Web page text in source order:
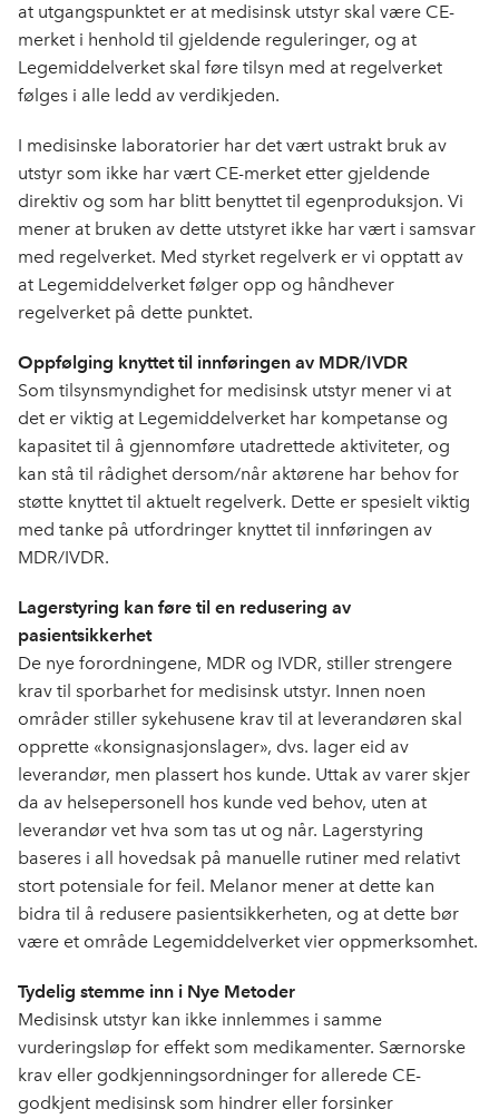
at utgangspunktet er at medisinsk utstyr skal være CE-
merket i henhold til gjeldende reguleringer, og at
Legemiddelverket skal føre tilsyn med at regelverket
følges i alle ledd av verdikjeden.
I medisinske laboratorier har det vært ustrakt bruk av
utstyr som ikke har vært CE-merket etter gjeldende
direktiv og som har blitt benyttet til egenproduksjon. Vi
mener at bruken av dette utstyret ikke har vært i samsvar
med regelverket. Med styrket regelverk er vi opptatt av
at Legemiddelverket følger opp og håndhever
regelverket på dette punktet.
Oppfølging knyttet til innføringen av MDR/IVDR
Som tilsynsmyndighet for medisinsk utstyr mener vi at
det er viktig at Legemiddelverket har kompetanse og
kapasitet til å gjennomføre utadrettede aktiviteter, og
kan stå til rådighet dersom/når aktørene har behov for
støtte knyttet til aktuelt regelverk. Dette er spesielt viktig
med tanke på utfordringer knyttet til innføringen av
MDR/IVDR.
Lagerstyring kan føre til en redusering av
pasientsikkerhet
De nye forordningene, MDR og IVDR, stiller strengere
krav til sporbarhet for medisinsk utstyr. Innen noen
områder stiller sykehusene krav til at leverandøren skal
opprette «konsignasjonslager», dvs. lager eid av
leverandør, men plassert hos kunde. Uttak av varer skjer
da av helsepersonell hos kunde ved behov, uten at
leverandør vet hva som tas ut og når. Lagerstyring
baseres i all hovedsak på manuelle rutiner med relativt
stort potensiale for feil. Melanor mener at dette kan
bidra til å redusere pasientsikkerheten, og at dette bør
være et område Legemiddelverket vier oppmerksomhet.
Tydelig stemme inn i Nye Metoder
Medisinsk utstyr kan ikke innlemmes i samme
vurderingsløp for effekt som medikamenter. Særnorske
krav eller godkjenningsordninger for allerede CE-
godkjent medisinsk som hindrer eller forsinker